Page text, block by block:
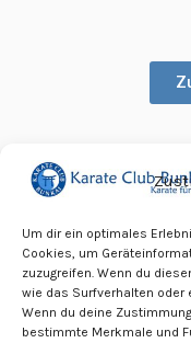
Um dir ein optimales
Cookies, um
zuzugreifen. Wenn du
wie das Surfverhalten oder
Wenn du deine
bestimmte Merkmale und
Gerne beraten wir